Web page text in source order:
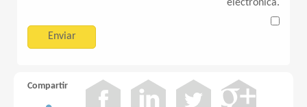
electrónica.
Compartir